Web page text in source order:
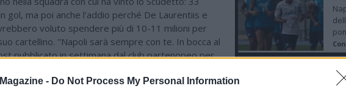
- Do Not Process My Personal Information
gol, ma poi anche l'addio perché De Laurentiis e
voluto spendere più di 10-11 milioni per
cartellino. "Napoli sarà sempre con te. In bocca al
pubblicato in settimana dal club partenopeo per
con la Juventus: Spalletti sarebbe felice